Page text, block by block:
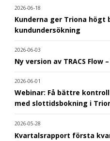
2026-06-18
Kunderna ger Triona högt
kundundersökning
2026-06-03
Ny version av TRACS Flow
2026-06-01
Webinar: Få bättre
med slottidsbokning i
2026-05-28
Kvartalsrapport första